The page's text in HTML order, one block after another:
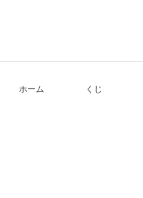
ホーム くじ